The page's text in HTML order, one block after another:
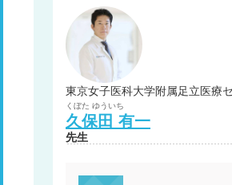
くぼた ゆういち
久保田 有一
先生